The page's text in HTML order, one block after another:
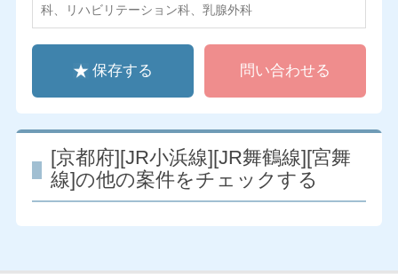
科、リハビリテーション科、乳腺外科
保存する 問い合わせる
[京都府][JR小浜線][JR舞鶴線][宮舞
線]の他の案件をチェックする